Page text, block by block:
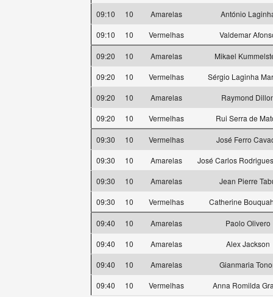
09:10
10 Amarelas
António
09:10
10 Vermelhas Valdemar
09:20 10 Amarelas
Mikael
09:20
10 Vermelhas
Sérgio Laginha
09:20
10 Amarelas
Raymond
09:20
10 Vermelhas Rui Serra de
09:30 10 Vermelhas
José Ferro
09:30
10 Amarelas
José Carlos
09:30
10 Amarelas
Jean Pierre
09:30
10 Vermelhas Catherine
09:40 10 Amarelas
Paolo Olivero
09:40
10 Amarelas
Alex Jackson
09:40
10 Amarelas
Gianmaria
09:40
10 Vermelhas Anna Romilda